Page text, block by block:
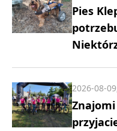
Pies
2026-08-